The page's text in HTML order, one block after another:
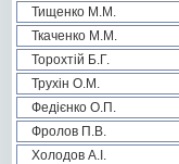
Тищенко М.М.
Ткаченко М.М.
Торохтій Б.Г.
Трухін О.М.
Федієнко О.П.
Фролов П.В.
Холодов А.І.